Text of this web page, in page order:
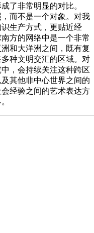
了非常明显的对比。
而不是一个对象。对我
生产方式，更贴近经
方的网络中是一个非常
和大洋洲之间，既有复
种文明交汇的区域。对
，会持续关注这种跨区
其他非中心世界之间的
经验之间的艺术表达方